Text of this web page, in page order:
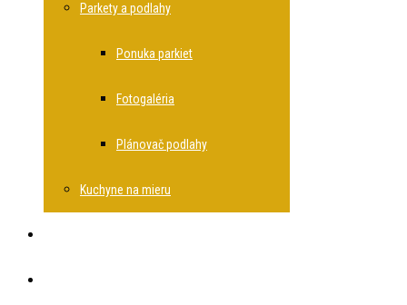
Parkety a podlahy
Ponuka parkiet
Fotogaléria
Plánovač podlahy
Kuchyne na mieru